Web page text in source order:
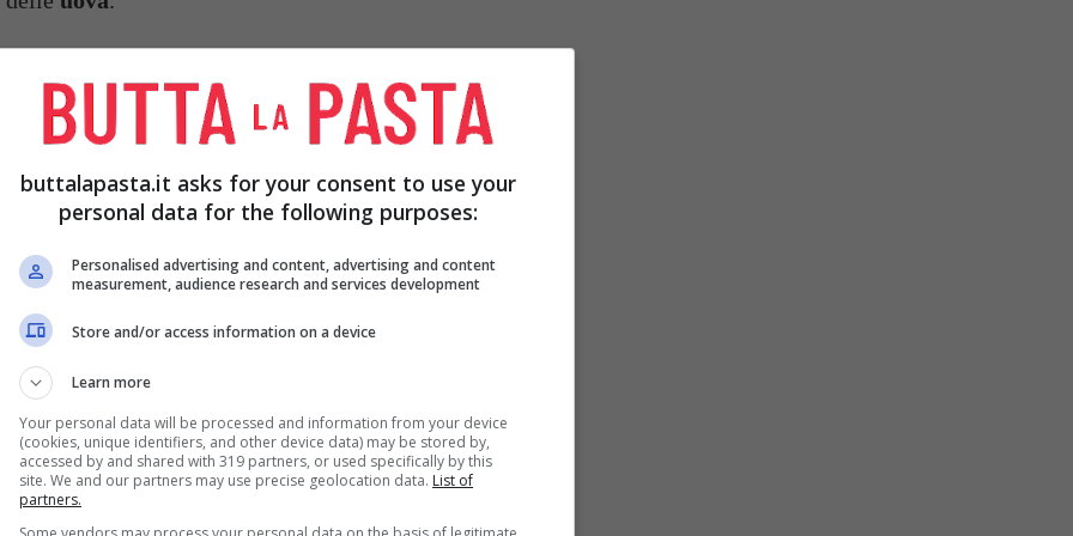
la panna o il latte, ed un pizzico di sale.
e fate una fontana.
di latte euovaal centro della fontana, mescolate
poco a poco sempre mescolando, cercando
delle uova ed uniteli mescolando
unite l’uvetta.
di burro chiarificato in una padella del diametro
buttalapasta.it asks for your consent to use your
personal data for the following purposes:
Personalised advertising and content, advertising and content
measurement, audience research and services development
Store and/or access information on a device
Learn more
Your personal data will be processed and information from your device
(cookies, unique identifiers, and other device data) may be stored by,
accessed by and shared with 319 partners, or used specifically by this
site. We and our partners may use precise geolocation data. List of
partners.